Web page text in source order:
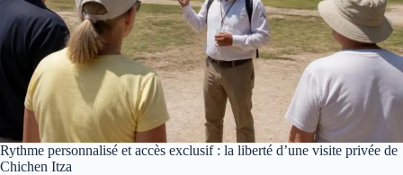
Rythme personnalisé et accès exclusif : la liberté d’une visite privée de
Chichen Itza